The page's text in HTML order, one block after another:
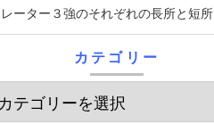
レーター３強のそれぞれの長所と短所
カテゴリー